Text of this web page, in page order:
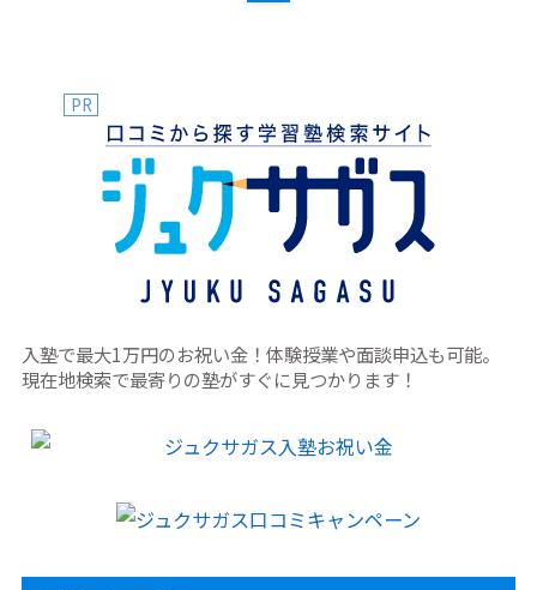
PR
入塾で最大1万円のお祝い金！体験授業や面談申込も可能。
現在地検索で最寄りの塾がすぐに見つかります！